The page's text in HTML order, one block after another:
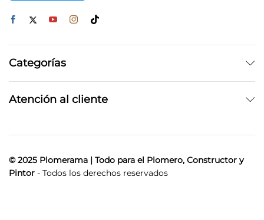
Categorías
Atención al cliente
© 2025 Plomerama | Todo para el Plomero, Constructor y
Pintor - Todos los derechos reservados